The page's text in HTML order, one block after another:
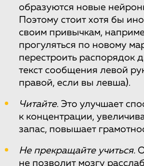
образуются новые
Поэтому стоит хотя бы
своим привычкам,
прогуляться по новому
перестроить распорядок
текст сообщения левой
правой, если вы левша).
Читайте. Это улучшает
к концентрации,
запас, повышает
Не прекращайте учиться.
не позволит мозгу